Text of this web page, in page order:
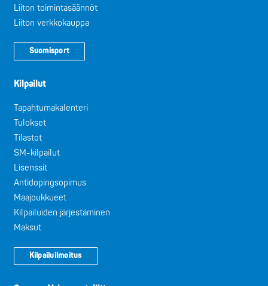
Liiton toimintasäännöt
Liiton verkkokauppa
Suomisport
Kilpailut
Tapahtumakalenteri
Tulokset
Tilastot
SM-kilpailut
Lisenssit
Antidopingsopimus
Maajoukkueet
Kilpailuiden järjestäminen
Maksut
Kilpailuilmoitus